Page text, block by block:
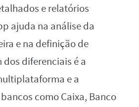
e relatórios
ajuda na análise da
e na definição de
diferenciais é a
e a
como Caixa, Banco